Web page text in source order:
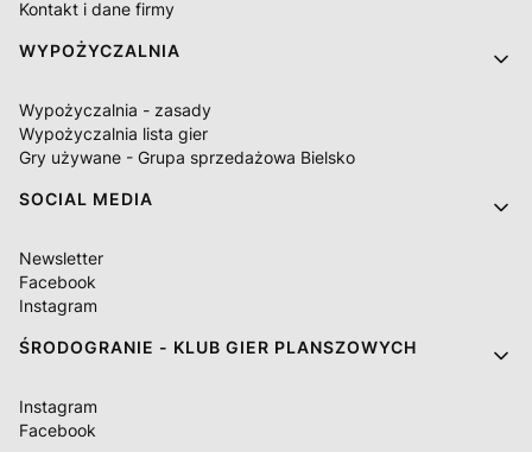
Kontakt i dane firmy
WYPOŻYCZALNIA
Wypożyczalnia - zasady
Wypożyczalnia lista gier
Gry używane - Grupa sprzedażowa Bielsko
SOCIAL MEDIA
Newsletter
Facebook
Instagram
ŚRODOGRANIE - KLUB GIER PLANSZOWYCH
Instagram
Facebook